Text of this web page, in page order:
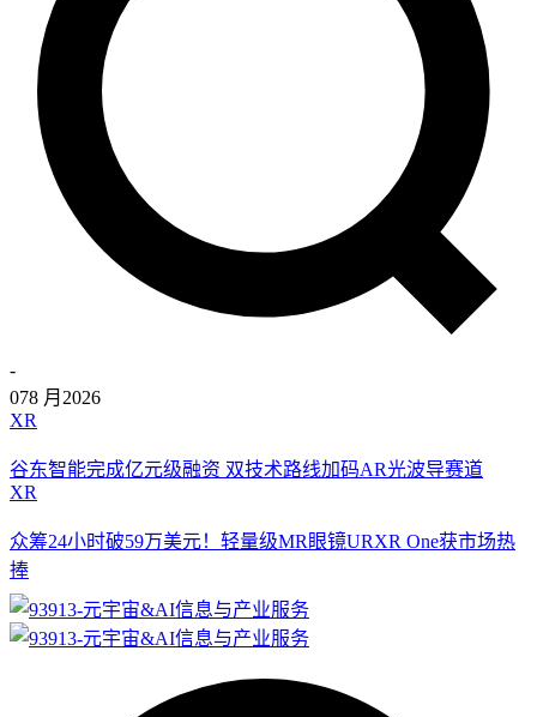
-
078 月 2026
XR
谷东智能完成亿元级融资 双技术路线加码AR光波导赛道
XR
众筹24小时破59万美元！轻量级MR眼镜URXR One获市场热
捧